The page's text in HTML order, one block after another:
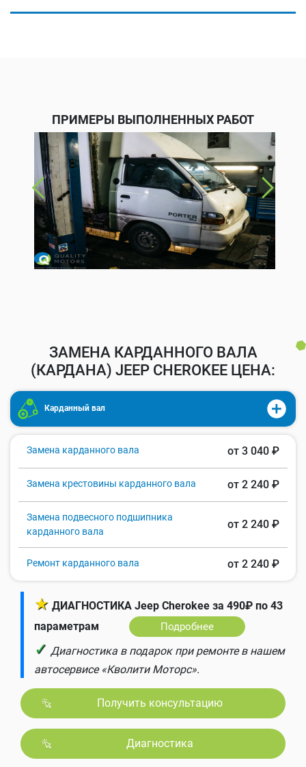
ПРИМЕРЫ ВЫПОЛНЕННЫХ РАБОТ
ЗАМЕНА КАРДАННОГО ВАЛА
(КАРДАНА) JEEP CHEROKEE ЦЕНА:
Карданный вал
Замена карданного вала от 3 040 ₽
Замена крестовины карданного вала от 2 240 ₽
Замена подвесного подшипника
карданного вала
от 2 240 ₽
Ремонт карданного вала от 2 240 ₽
★ ДИАГНОСТИКА Jeep Cherokee за 490₽ по 43
параметрам
Подробнее
✓ Диагностика в подарок при ремонте в нашем
автосервисе «Кволити Моторс».
Получить консультацию
Диагностика